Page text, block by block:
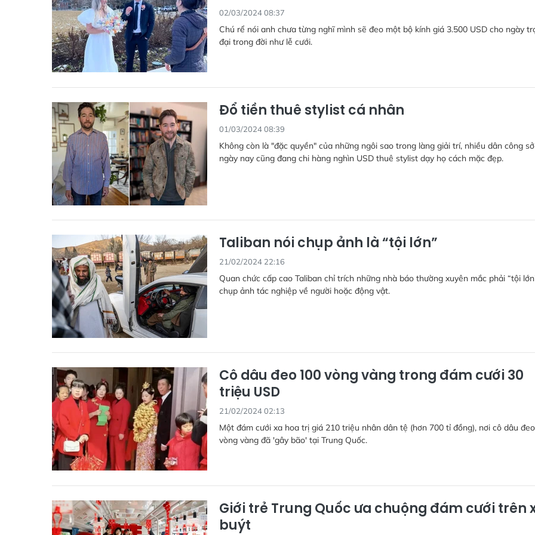
02/03/2024 08:37
Chú rể nói anh chưa từng nghĩ mình sẽ đeo một bộ kính giá 3.500 USD cho ngày
đại trong đời như lễ cưới.
Đổ tiền thuê stylist cá nhân
01/03/2024 08:39
Không còn là "đặc quyền" của những ngôi sao trong làng giải trí, nhiều dân công sở
ngày nay cũng đang chi hàng nghìn USD thuê stylist dạy họ cách mặc đẹp.
Taliban nói chụp ảnh là “tội lớn”
21/02/2024 22:16
Quan chức cấp cao Taliban chỉ trích những nhà báo thường xuyên mắc phải “tội
chụp ảnh tác nghiệp về người hoặc động vật.
Cô dâu đeo 100 vòng vàng trong đám cưới 30
triệu USD
21/02/2024 02:13
Một đám cưới xa hoa trị giá 210 triệu nhân dân tệ (hơn 700 tỉ đồng), nơi cô dâu
vòng vàng đã 'gây bão' tại Trung Quốc.
Giới trẻ Trung Quốc ưa chuộng đám cưới trên
buýt